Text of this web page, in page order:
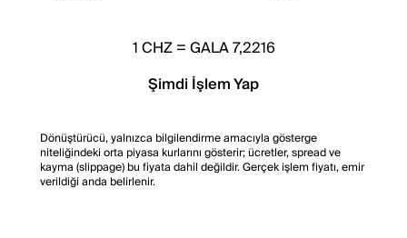
1CHZ=GALA 7,2216
Şimdi İşlem Yap
Dönüştürücü, yalnızca bilgilendirme amacıyla gösterge
niteliğindeki orta piyasa kurlarını gösterir; ücretler, spread ve
kayma (slippage) bu fiyata dahil değildir. Gerçek işlem fiyatı, emir
verildiği anda belirlenir.